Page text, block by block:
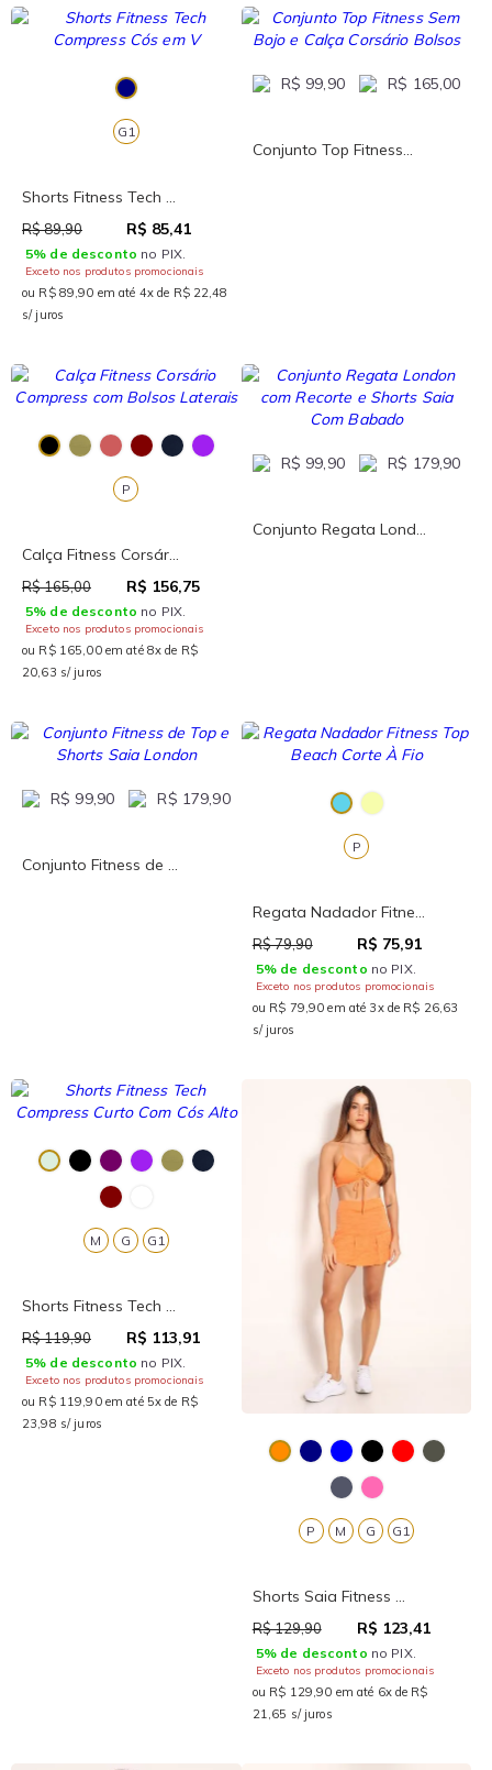
G1
Shorts Fitness Tech ...
R$ 89,90 R$ 85,41
5% de desconto no PIX.
Exceto nos produtos promocionais
ou R$ 89,90 em até 4x de R$ 22,48
s/ juros
R$ 99,90 R$ 165,00
Conjunto Top Fitness...
P
Calça Fitness Corsár...
R$ 165,00 R$ 156,75
5% de desconto no PIX.
Exceto nos produtos promocionais
ou R$ 165,00 em até 8x de R$
20,63 s/ juros
R$ 99,90 R$ 179,90
Conjunto Regata Lond...
R$ 99,90 R$ 179,90
Conjunto Fitness de ...
P
Regata Nadador Fitne...
R$ 79,90 R$ 75,91
5% de desconto no PIX.
Exceto nos produtos promocionais
ou R$ 79,90 em até 3x de R$ 26,63
s/ juros
G1
G
M
Shorts Fitness Tech ...
R$ 119,90 R$ 113,91
5% de desconto no PIX.
Exceto nos produtos promocionais
ou R$ 119,90 em até 5x de R$
23,98 s/ juros
G G1
M
P
Shorts Saia Fitness ...
R$ 129,90 R$ 123,41
5% de desconto no PIX.
Exceto nos produtos promocionais
ou R$ 129,90 em até 6x de R$
21,65 s/ juros